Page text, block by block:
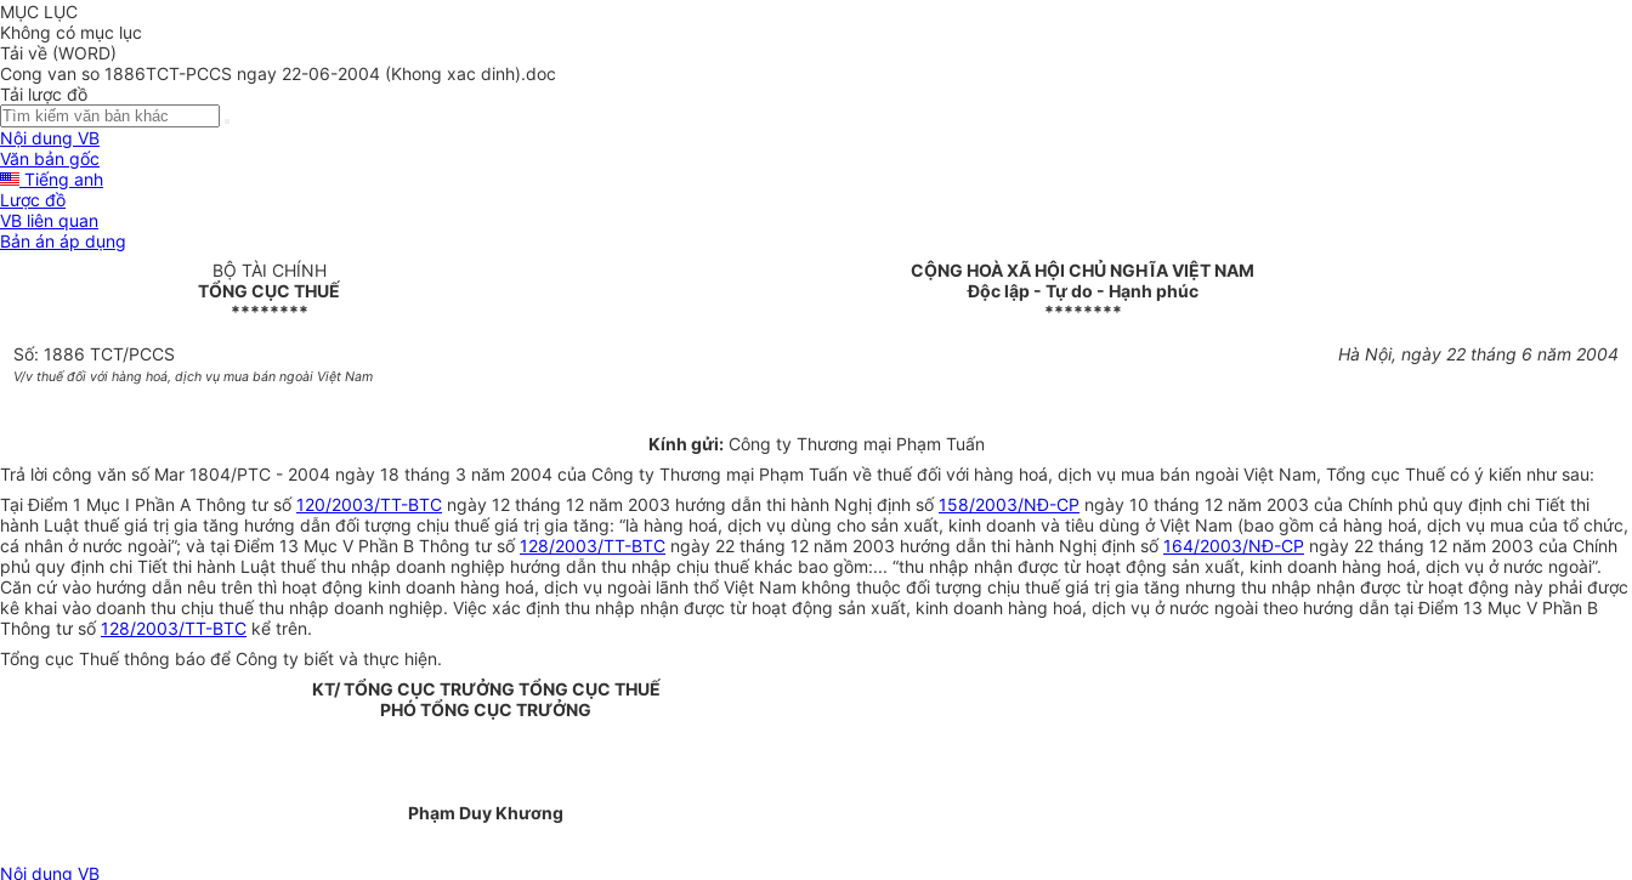
MỤC LỤC
Không có mục lục
Tải về (WORD)
Cong van so 1886TCT-PCCS ngay 22-06-2004 (Khong xac dinh).doc
Tải lược đồ
Nội dung VB
Văn bản gốc
Tiếng anh
Lược đồ
VB liên quan
Bản án áp dụng
BỘ TÀI CHÍNH
TỔNG CỤC THUẾ
********
CỘNG HOÀ XÃ HỘI CHỦ NGHĨA VIỆT NAM
Độc lập - Tự do - Hạnh phúc
********
Số: 1886 TCT/PCCS
V/v thuế đối với hàng hoá, dịch vụ mua bán ngoài Việt Nam
Hà Nội, ngày 22 tháng 6 năm 2004
Kính gửi:Công ty Thương mại Phạm Tuấn
Trả lời công văn số Mar 1804/PTC - 2004 ngày 18 tháng 3 năm 2004 của Công ty Thương mại Phạm Tuấn về thuế đối với hàng hoá, dịch vụ mua bán ngoài Việt Nam, Tổng cục Thuế có ý kiến như sau:
Tại Điểm 1 Mục I Phần A Thông tư số120/2003/TT-BTC ngày 12 tháng 12 năm 2003 hướng dẫn thi hành Nghị định số158/2003/NĐ-CP ngày 10 tháng 12 năm 2003 của Chính phủ quy định chi Tiết thi
hành Luật thuế giá trị gia tăng hướng dẫn đối tượng chịu thuế giá trị gia tăng: “là hàng hoá, dịch vụ dùng cho sản xuất, kinh doanh và tiêu dùng ở Việt Nam (bao gồm cả hàng hoá, dịch vụ mua của tổ chức,
cá nhân ở nước ngoài”; và tại Điểm 13 Mục V Phần B Thông tư số128/2003/TT-BTC ngày 22 tháng 12 năm 2003 hướng dẫn thi hành Nghị định số164/2003/NĐ-CP ngày 22 tháng 12 năm 2003 của Chính
phủ quy định chi Tiết thi hành Luật thuế thu nhập doanh nghiệp hướng dẫn thu nhập chịu thuế khác bao gồm:... “thu nhập nhận được từ hoạt động sản xuất, kinh doanh hàng hoá, dịch vụ ở nước ngoài”.
Căn cứ vào hướng dẫn nêu trên thì hoạt động kinh doanh hàng hoá, dịch vụ ngoài lãnh thổ Việt Nam không thuộc đối tượng chịu thuế giá trị gia tăng nhưng thu nhập nhận được từ hoạt động này phải được
kê khai vào doanh thu chịu thuế thu nhập doanh nghiệp. Việc xác định thu nhập nhận được từ hoạt động sản xuất, kinh doanh hàng hoá, dịch vụ ở nước ngoài theo hướng dẫn tại Điểm 13 Mục V Phần B
Thông tư số128/2003/TT-BTC kể trên.
Tổng cục Thuế thông báo để Công ty biết và thực hiện.
KT/ TỔNG CỤC TRƯỞNG TỔNG CỤC THUẾ
PHÓ TỔNG CỤC TRƯỞNG
Phạm Duy Khương
Nội dung VB